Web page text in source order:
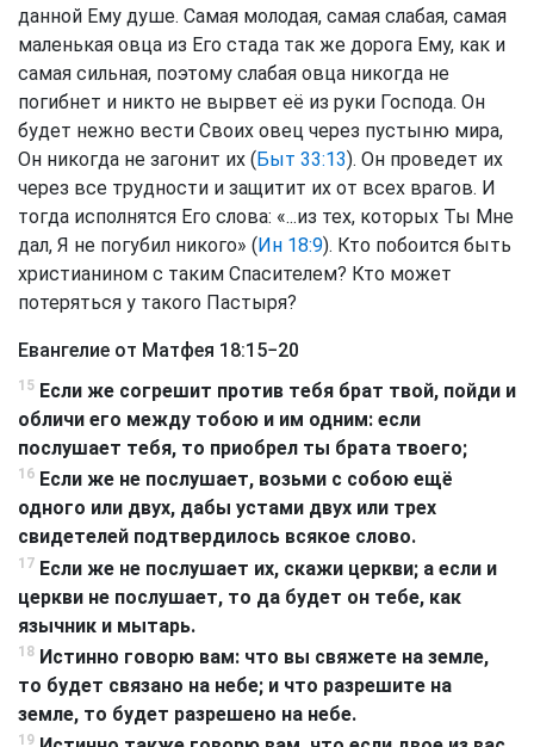
данной Ему душе. Самая молодая, самая слабая, самая
маленькая овца из Его стада так же дорога Ему, как и
самая сильная, поэтому слабая овца никогда не
погибнет и никто не вырвет её из руки Господа. Он
будет нежно вести Своих овец через пустыню мира,
Он никогда не загонит их (Быт 33:13). Он проведет их
через все трудности и защитит их от всех врагов. И
тогда исполнятся Его слова: «...из тех, которых Ты Мне
дал, Я не погубил никого» (Ин 18:9). Кто побоится быть
христианином с таким Спасителем? Кто может
потеряться у такого Пастыря?
Евангелие от Матфея 18:15−20
15 Если же согрешит против тебя брат твой, пойди и
обличи его между тобою и им одним: если
послушает тебя, то приобрел ты брата твоего;
16 Если же не послушает, возьми с собою ещё
одного или двух, дабы устами двух или трех
свидетелей подтвердилось всякое слово.
17 Если же не послушает их, скажи церкви; а если и
церкви не послушает, то да будет он тебе, как
язычник и мытарь.
18 Истинно говорю вам: что вы свяжете на земле,
то будет связано на небе; и что разрешите на
земле, то будет разрешено на небе.
19